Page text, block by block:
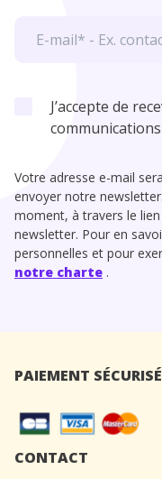
J’accepte de
Votre adresse e-mail
envoyer notre
moment, à travers le
newsletter. Pour en
personnelles et pour
notre charte .
PAIEMENT SÉCURISÉ
CONTACT